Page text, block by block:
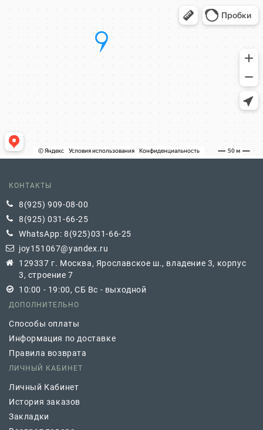
КОНТАКТЫ
8(925) 909-08-00
8(925) 031-66-25
WhatsApp: 8(925)031-66-25
joy151067@yandex.ru
129337 г. Москва, Ярославское ш., владение 3, корпус
3, строение 7
10:00 - 19:00, СБ Вс - выходной
ДОПОЛНИТЕЛЬНО
Способы оплаты
Информация по доставке
Правила возврата
ЛИЧНЫЙ КАБИНЕТ
Личный Кабинет
История заказов
Закладки